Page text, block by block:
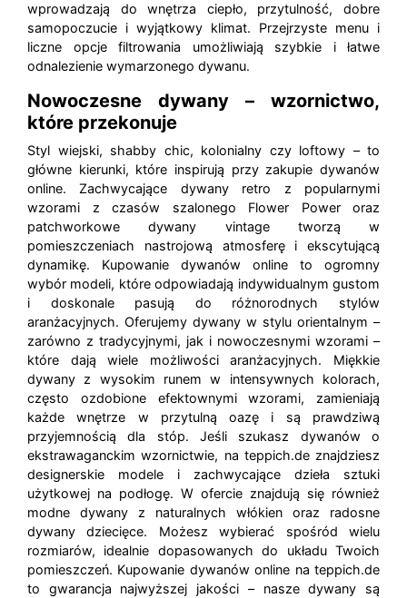
wprowadzają do wnętrza ciepło, przytulność, dobre
samopoczucie i wyjątkowy klimat. Przejrzyste menu i
liczne opcje filtrowania umożliwiają szybkie i łatwe
odnalezienie wymarzonego dywanu.
Nowoczesne dywany – wzornictwo,
które przekonuje
Styl wiejski, shabby chic, kolonialny czy loftowy – to
główne kierunki, które inspirują przy zakupie dywanów
online. Zachwycające dywany retro z popularnymi
wzorami z czasów szalonego Flower Power oraz
patchworkowe dywany vintage tworzą w
pomieszczeniach nastrojową atmosferę i ekscytującą
dynamikę. Kupowanie dywanów online to ogromny
wybór modeli, które odpowiadają indywidualnym gustom
i doskonale pasują do różnorodnych stylów
aranżacyjnych. Oferujemy dywany w stylu orientalnym –
zarówno z tradycyjnymi, jak i nowoczesnymi wzorami –
które dają wiele możliwości aranżacyjnych. Miękkie
dywany z wysokim runem w intensywnych kolorach,
często ozdobione efektownymi wzorami, zamieniają
każde wnętrze w przytulną oazę i są prawdziwą
przyjemnością dla stóp. Jeśli szukasz dywanów o
ekstrawaganckim wzornictwie, na teppich.de znajdziesz
designerskie modele i zachwycające dzieła sztuki
użytkowej na podłogę. W ofercie znajdują się również
modne dywany z naturalnych włókien oraz radosne
dywany dziecięce. Możesz wybierać spośród wielu
rozmiarów, idealnie dopasowanych do układu Twoich
pomieszczeń. Kupowanie dywanów online na teppich.de
to gwarancja najwyższej jakości – nasze dywany są